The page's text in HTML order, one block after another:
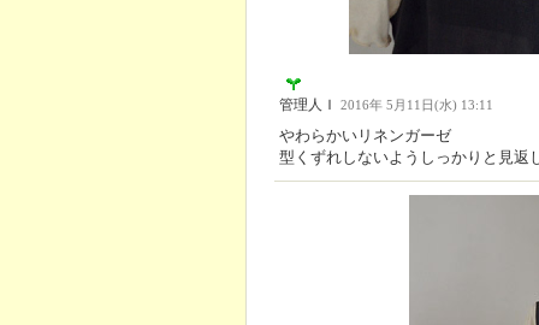
管理人Ｉ 2016年 5月11日(水) 13:11
やわらかいリネンガーゼ
型くずれしないようしっかりと見返